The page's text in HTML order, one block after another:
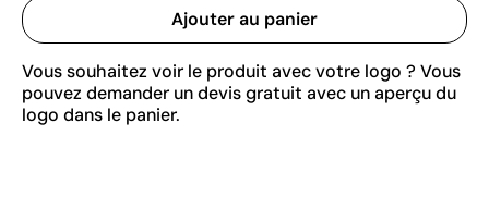
Ajouter au panier
Vous souhaitez voir le produit avec votre logo ? Vous
pouvez demander un devis gratuit avec un aperçu du
logo dans le panier.